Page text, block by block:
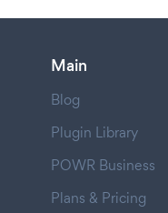
Main
Blog
Plugin Library
POWR Business
Plans & Pricing